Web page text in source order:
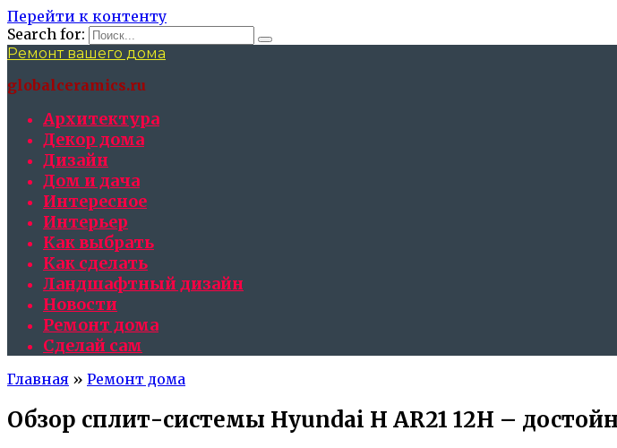
Перейти к контенту
Search for:
Ремонт вашего дома
globalceramics.ru
Архитектура
Декор дома
Дизайн
Дом и дача
Интересное
Интерьер
Как выбрать
Как сделать
Ландшафтный дизайн
Новости
Ремонт дома
Сделай сам
Главная » Ремонт дома
Обзор сплит-системы Hyundai H AR21 12H –